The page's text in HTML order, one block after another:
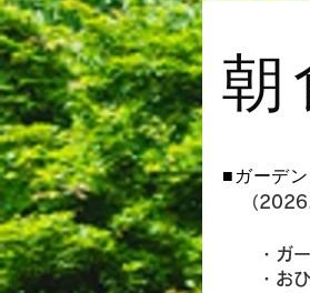
朝
■ガーデ
（
・ガーデ
・おひ